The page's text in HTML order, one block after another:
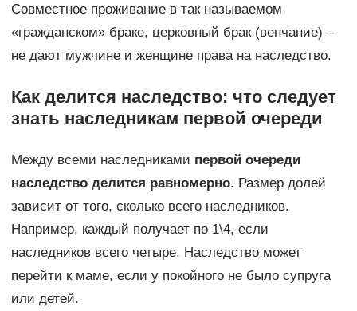
Совместное проживание в так называемом
«гражданском» браке, церковный брак (венчание) –
не дают мужчине и женщине права на наследство.
Как делится наследство: что следует
знать наследникам первой очереди
Между всеми наследниками первой очереди
наследство делится равномерно. Размер долей
зависит от того, сколько всего наследников.
Например, каждый получает по 1\4, если
наследников всего четыре. Наследство может
перейти к маме, если у покойного не было супруга
или детей.